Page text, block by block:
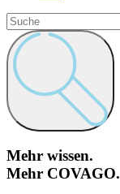
Mehr wissen.
Mehr COVAGO.